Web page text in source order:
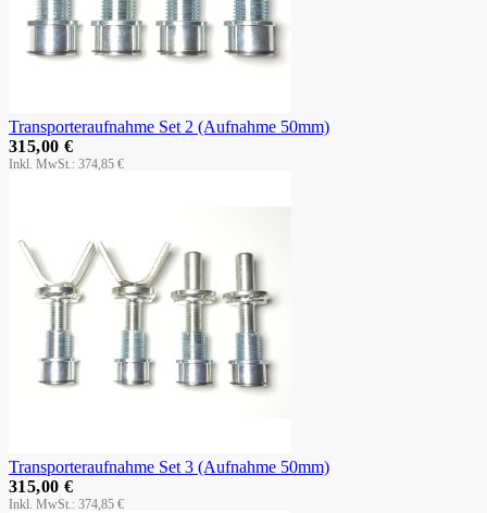
Transporteraufnahme Set 2 (Aufnahme 50mm)
374,85 €
315,00 €
Transporteraufnahme Set 3 (Aufnahme 50mm)
374,85 €
315,00 €